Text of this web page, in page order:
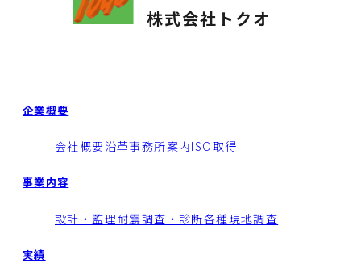
株式会社トクオ
企業概要
会社概要沿革事務所案内ISO取得
事業内容
設計・監理耐震調査・診断各種現地調査
実績